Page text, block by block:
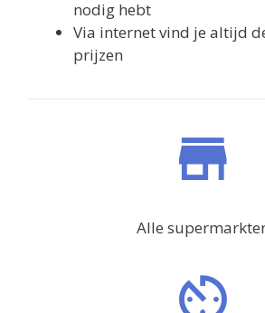
nodig hebt
Via internet vind je altijd
prijzen
Alle